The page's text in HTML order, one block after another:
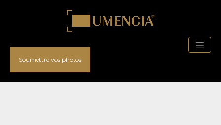
Soumettre vos photos